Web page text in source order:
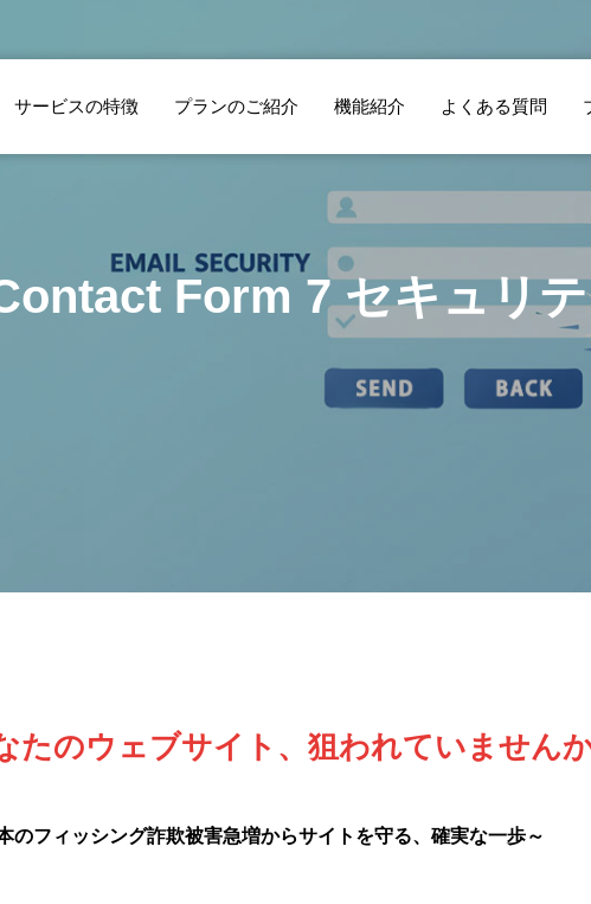
サービスの特徴 プランのご紹介 機能紹介 よくある質問
YouTube動画のネ
タ探し、もう悩ま
ない！「トレン
ド」タブの裏技で
再生数爆上げ！？
Form 7 セキュリ
たのウェブサイト、狙われていません
のフィッシング詐欺被害急増からサイトを守る、確実な一歩～